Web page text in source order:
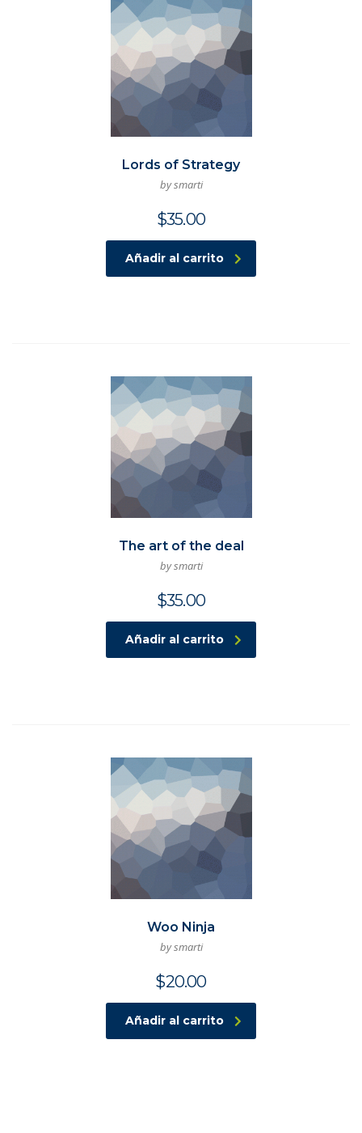
Lords of Strategy
by smarti
$35.00
Añadir al carrito
The art of the deal
by smarti
$35.00
Añadir al carrito
Woo Ninja
by smarti
$20.00
Añadir al carrito